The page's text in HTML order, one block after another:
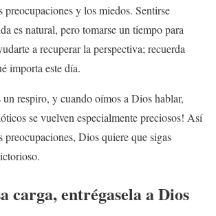
preocupaciones y los miedos. Sentirse
es natural, pero tomarse un tiempo para
a recuperar la perspectiva; recuerda
importa este día.
un respiro, y cuando oímos a Dios hablar,
se vuelven especialmente preciosos! Así
preocupaciones, Dios quiere que sigas
carga, entrégasela a Dios